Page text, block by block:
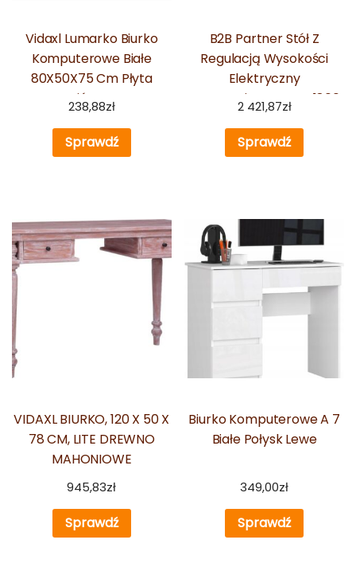
Vidaxl Lumarko Biurko
Komputerowe Białe
80X50X75 Cm Płyta
Wiórowa
238,88zł
Sprawdź
B2B Partner Stół Z
Regulacją Wysokości
Elektryczny
Ergonomiczny Lewy 1800
x 1200
2 421,87zł
Sprawdź
VIDAXL BIURKO, 120 X 50 X
78 CM, LITE DREWNO
MAHONIOWE
945,83zł
Sprawdź
Biurko Komputerowe A 7
Białe Połysk Lewe
349,00zł
Sprawdź